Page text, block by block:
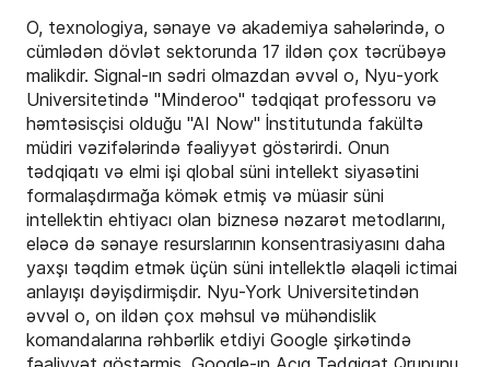
O, texnologiya, sənaye və akademiya sahələrində, o
cümlədən dövlət sektorunda 17 ildən çox təcrübəyə
malikdir. Signal-ın sədri olmazdan əvvəl o, Nyu-york
Universitetində "Minderoo" tədqiqat professoru və
həmtəsisçisi olduğu "AI Now" İnstitutunda fakültə
müdiri vəzifələrində fəaliyyət göstərirdi. Onun
tədqiqatı və elmi işi qlobal süni intellekt siyasətini
formalaşdırmağa kömək etmiş və müasir süni
intellektin ehtiyacı olan biznesə nəzarət metodlarını,
eləcə də sənaye resurslarının konsentrasiyasını daha
yaxşı təqdim etmək üçün süni intellektlə əlaqəli ictimai
anlayışı dəyişdirmişdir. Nyu-York Universitetindən
əvvəl o, on ildən çox məhsul və mühəndislik
komandalarına rəhbərlik etdiyi Google şirkətində